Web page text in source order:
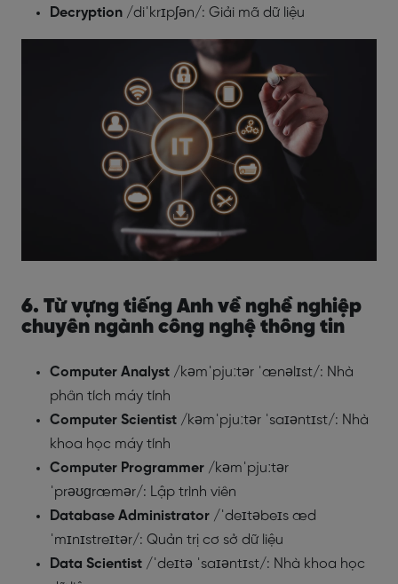
Decryption /diˈkrɪpʃən/: Giải mã dữ liệu
6. Từ vựng tiếng Anh về nghề nghiệp
chuyên ngành công nghệ thông tin
Computer Analyst /kəmˈpjuːtər ˈænəlɪst/: Nhà
phân tích máy tính
Computer Scientist /kəmˈpjuːtər ˈsaɪəntɪst/: Nhà
khoa học máy tính
Computer Programmer /kəmˈpjuːtər
ˈprəʊɡræmər/: Lập trình viên
Database Administrator /ˈdeɪtəbeɪs æd
ˈmɪnɪstreɪtər/: Quản trị cơ sở dữ liệu
Data Scientist /ˈdeɪtə ˈsaɪəntɪst/: Nhà khoa học